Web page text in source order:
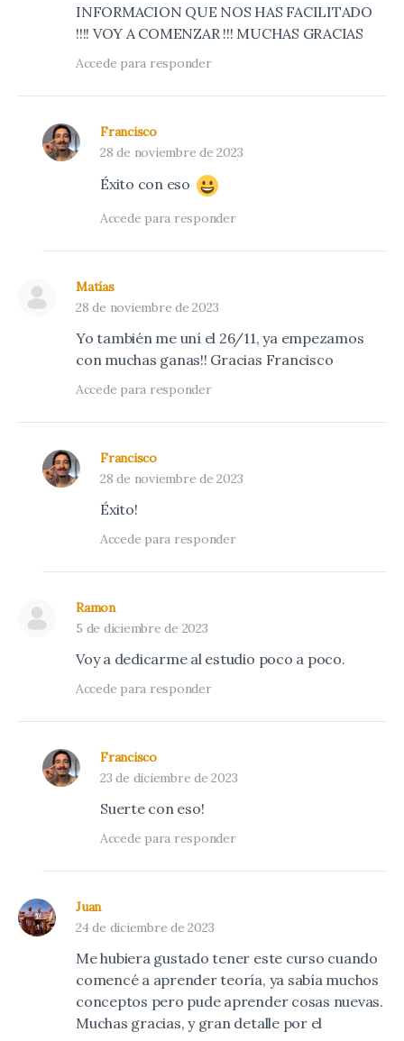
INFORMACION QUE NOS HAS FACILITADO
!!!! VOY A COMENZAR !!! MUCHAS GRACIAS
Accede para responder
Francisco
28 de noviembre de 2023
Éxito con eso
Accede para responder
Matías
28 de noviembre de 2023
Yo también me uní el 26/11, ya empezamos
con muchas ganas!! Gracias Francisco
Accede para responder
Francisco
28 de noviembre de 2023
Éxito!
Accede para responder
Ramon
5 de diciembre de 2023
Voy a dedicarme al estudio poco a poco.
Accede para responder
Francisco
23 de diciembre de 2023
Suerte con eso!
Accede para responder
Juan
24 de diciembre de 2023
Me hubiera gustado tener este curso cuando
comencé a aprender teoría, ya sabía muchos
conceptos pero pude aprender cosas nuevas.
Muchas gracias, y gran detalle por el